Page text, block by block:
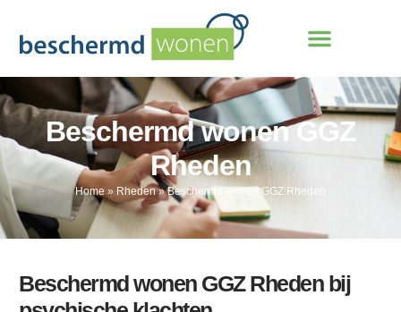
Beschermd wonen GGZ
Rheden
Home » Rheden»Beschermd wonen GGZ Rheden
Beschermd wonen GGZ Rheden bij